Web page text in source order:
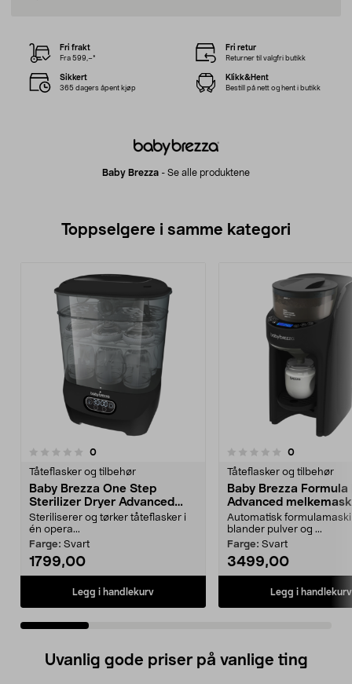
Baby Brezza - Se alle produktene
Fri frakt
Fra 599,–*
Fri retur
Returner til valgfri butikk
Sikkert
365 dagers åpent kjøp
Klikk&Hent
Bestill på nett og hent i butikk
Toppselgere i samme kategori
0anmeldelser
Tåteflasker og tilbehør
Baby Brezza One Step
Sterilizer Dryer Advanced
flaskesterilisator og -tørker
Steriliserer og tørker tåteflasker i
én opera...
Farge: Svart
1799,00
Legg i handlekurv
0.0 av 5 stjerner 0anmeldelser
Tåteflasker og tilbehør
Baby Brezza Formula
Advanced
automatisk
Automatisk
blander pulver og ...
Farge: Svart
3499,00
Legg i handlekurv
0.0 av 5 stjerner
Uvanlig gode priser på vanlige ting